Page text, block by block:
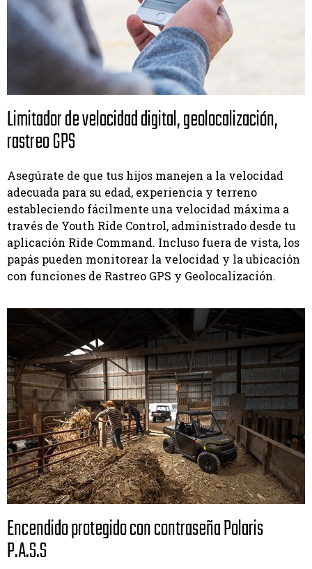
Limitador de velocidad digital, geolocalización,
rastreo GPS
Asegúrate de que tus hijos manejen a la velocidad
adecuada para su edad, experiencia y terreno
estableciendo fácilmente una velocidad máxima a
través de Youth Ride Control, administrado desde tu
aplicación Ride Command. Incluso fuera de vista, los
papás pueden monitorear la velocidad y la ubicación
con funciones de Rastreo GPS y Geolocalización.
Encendido protegido con contraseña Polaris
P.A.S.S